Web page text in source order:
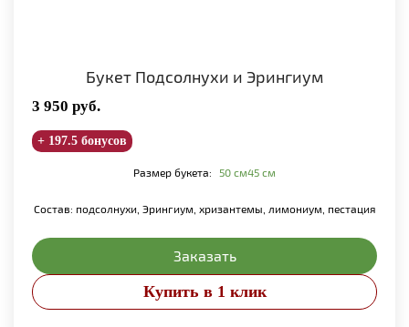
Букет Подсолнухи и Эрингиум
3 950 руб.
+ 197.5 бонусов
Размер букета: 50 см45 см
Состав: подсолнухи, Эрингиум, хризантемы, лимониум, пестация
Заказать
Купить в 1 клик